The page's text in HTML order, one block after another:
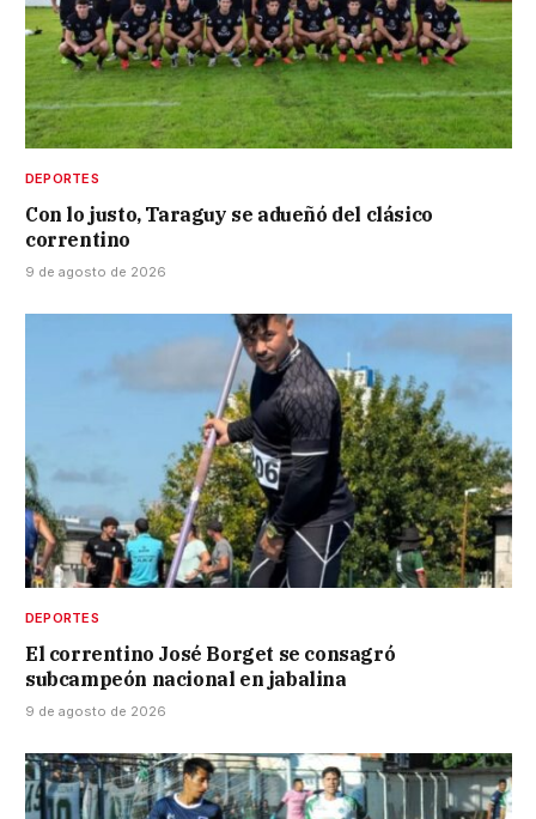
DEPORTES
Con lo justo, Taraguy se adueñó del clásico
correntino
9 de agosto de 2026
DEPORTES
El correntino José Borget se consagró
subcampeón nacional en jabalina
9 de agosto de 2026